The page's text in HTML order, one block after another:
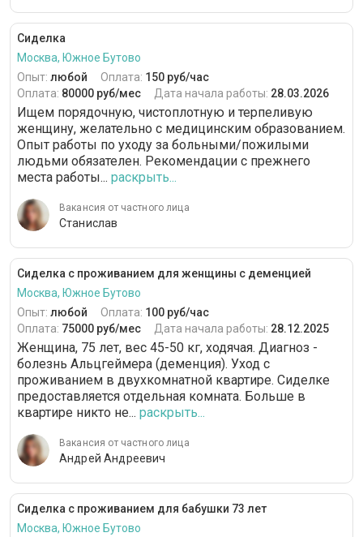
Сиделка
Москва, Южное Бутово
Опыт: любой Оплата: 150 руб/час
Оплата: 80000 руб/мес Дата начала работы: 28.03.2026
Ищем порядочную, чистоплотную и терпеливую
женщину, желательно с медицинским образованием.
Опыт работы по уходу за больными/пожилыми
людьми обязателен. Рекомендации с прежнего
места работы... раскрыть...
Вакансия от частного лица
Станислав
Сиделка с проживанием для женщины с деменцией
Москва, Южное Бутово
Опыт: любой Оплата: 100 руб/час
Оплата: 75000 руб/мес Дата начала работы: 28.12.2025
Женщина, 75 лет, вес 45-50 кг, ходячая. Диагноз -
болезнь Альцгеймера (деменция). Уход с
проживанием в двухкомнатной квартире. Сиделке
предоставляется отдельная комната. Больше в
квартире никто не... раскрыть...
Вакансия от частного лица
Андрей Андреевич
Сиделка с проживанием для бабушки 73 лет
Москва, Южное Бутово